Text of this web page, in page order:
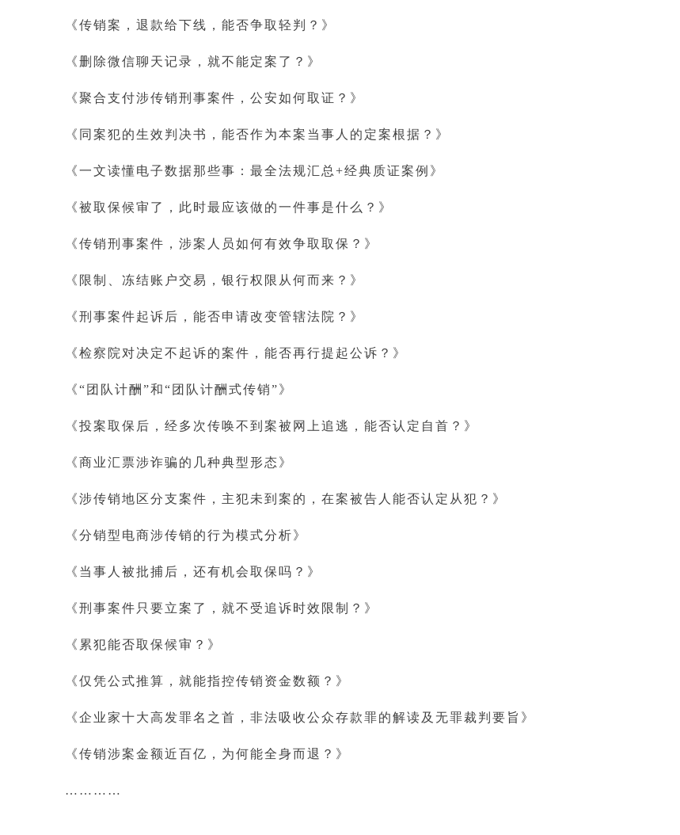
《传销案，退款给下线，能否争取轻判？》
《删除微信聊天记录，就不能定案了？》
《聚合支付涉传销刑事案件，公安如何取证？》
《同案犯的生效判决书，能否作为本案当事人的定案根据？》
《一文读懂电子数据那些事：最全法规汇总 +经典质证案例》
《被取保候审了，此时最应该做的一件事是什么？》
《传销刑事案件，涉案人员如何有效争取取保？》
《限制、冻结账户交易，银行权限从何而来？》
《刑事案件起诉后，能否申请改变管辖法院？》
《检察院对决定不起诉的案件，能否再行提起公诉？》
《“团队计酬”和“团队计酬式传销”》
《投案取保后，经多次传唤不到案被网上追逃，能否认定自首？》
《商业汇票涉诈骗的几种典型形态》
《涉传销地区分支案件，主犯未到案的，在案被告人能否认定从犯？》
《分销型电商涉传销的行为模式分析》
《当事人被批捕后，还有机会取保吗？》
《刑事案件只要立案了，就不受追诉时效限制？》
《累犯能否取保候审？》
《仅凭公式推算，就能指控传销资金数额？》
《企业家十大高发罪名之首，非法吸收公众存款罪的解读及无罪裁判要旨》
《传销涉案金额近百亿，为何能全身而退？》
…………